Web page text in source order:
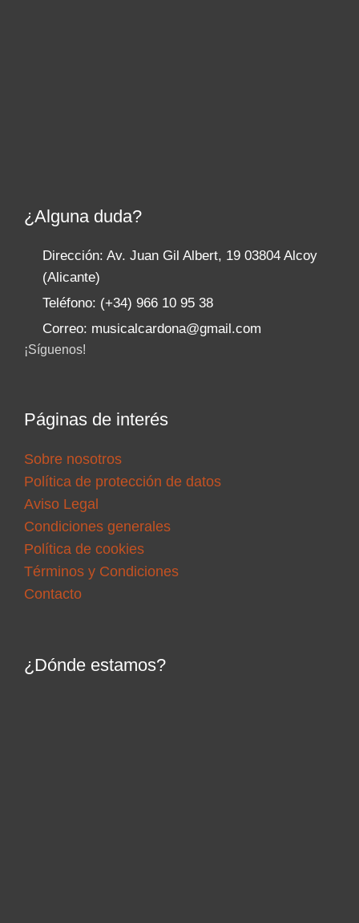
¿Alguna duda?
Dirección: Av. Juan Gil Albert, 19 03804 Alcoy
(Alicante)
Teléfono: (+34) 966 10 95 38
Correo: musicalcardona@gmail.com
¡Síguenos!
Páginas de interés
Sobre nosotros
Política de protección de datos
Aviso Legal
Condiciones generales
Política de cookies
Términos y Condiciones
Contacto
¿Dónde estamos?